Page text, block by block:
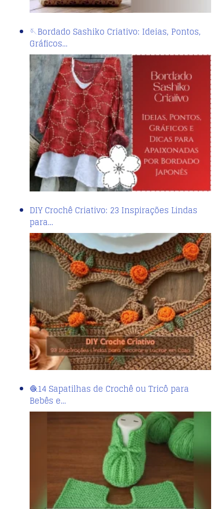
🪡Bordado Sashiko Criativo: Ideias, Pontos,
Gráficos…
DIY Crochê Criativo: 23 Inspirações Lindas
para…
🧶14 Sapatilhas de Crochê ou Tricô para
Bebês e…